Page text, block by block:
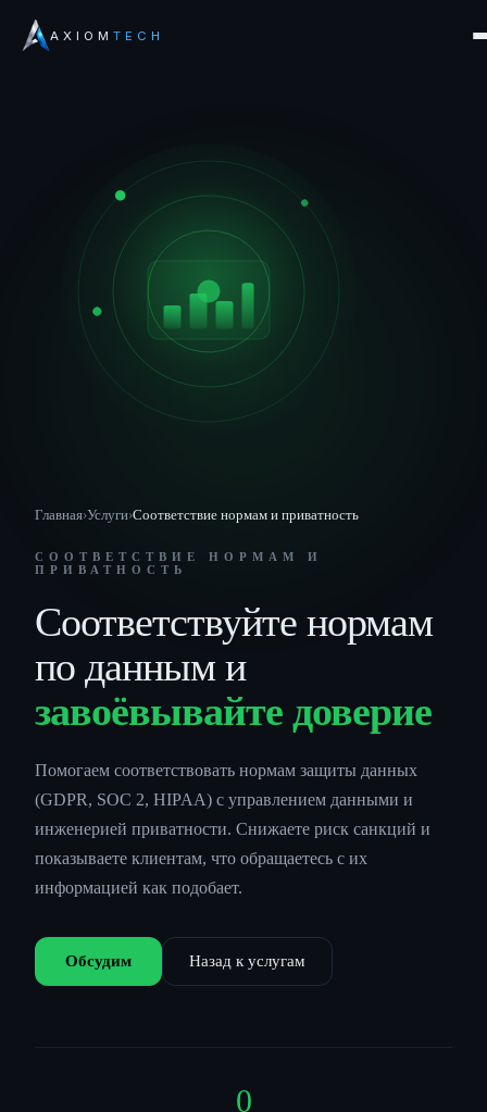
AXIOM TECH
Главная›Услуги›Соответствие нормам и приватность
СООТВЕТСТВИЕ НОРМАМ И
ПРИВАТНОСТЬ
Соответствуйте нормам
по данным и
завоёвывайте доверие
Помогаем соответствовать нормам защиты данных
(GDPR, SOC 2, HIPAA) с управлением данными и
инженерией приватности. Снижаете риск санкций и
показываете клиентам, что обращаетесь с их
информацией как подобает.
Обсудим Назад к услугам
0